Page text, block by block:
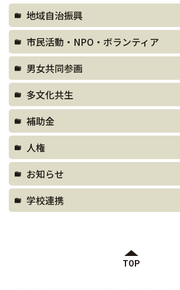
地域自治振興
市民活動・NPO・ボランティア
男女共同参画
多文化共生
補助金
人権
お知らせ
学校連携
TOP